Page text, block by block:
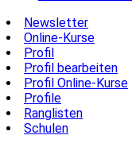
Newsletter
Online-Kurse
Profil
Profil bearbeiten
Profil Online-Kurse
Profile
Ranglisten
Schulen